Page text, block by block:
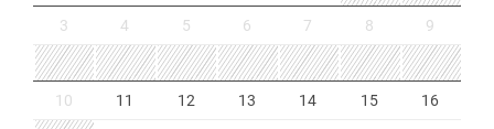
3 4 5 6 7 8 9
10 11 12 13 14 15 16